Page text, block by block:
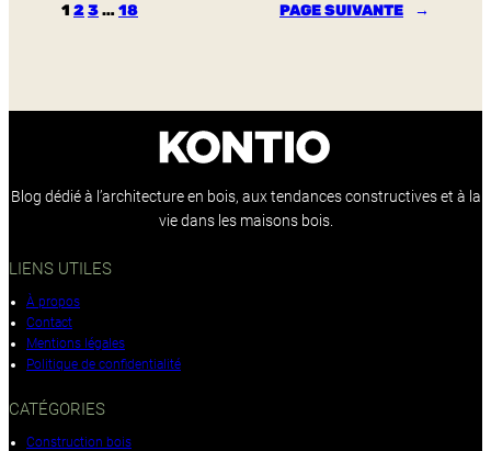
1 23…18 PAGE SUIVANTE →
Blog dédié à l’architecture en bois, aux tendances constructives et à la
vie dans les maisons bois.
LIENS UTILES
À propos
Contact
Mentions légales
Politique de confidentialité
CATÉGORIES
Construction bois